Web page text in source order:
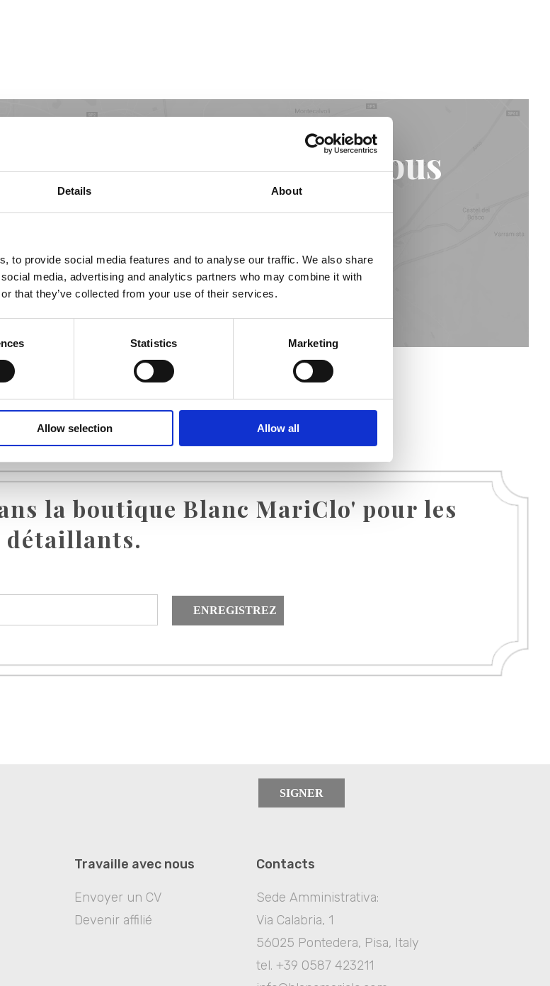
Details About
to provide social media features and to analyse our traffic. We also share
media, advertising and analytics partners who may combine it with
that they’ve collected from your use of their services.
Statistics Marketing
Allow selection Allow all
plus proche de chez vous
STORE LOCATOR
la boutique Blanc MariClo' pour les
détaillants.
ENREGISTREZ
SIGNER
Travaille avec nous
Envoyer un CV
Devenir affilié
Contacts
Sede Amministrativa:
Via Calabria, 1
56025 Pontedera, Pisa, Italy
tel. +39 0587 423211